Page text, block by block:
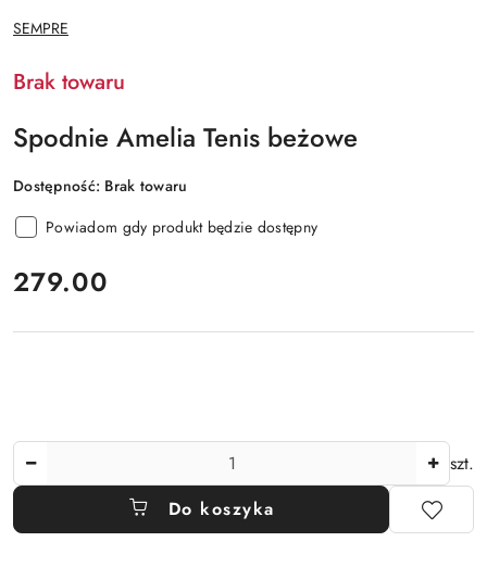
NAZWA
PRODUCENTA:
SEMPRE
Brak towaru
Spodnie Amelia Tenis beżowe
Dostępność: Brak towaru
Powiadom gdy produkt będzie dostępny
cena:
279.00
szt.
Do koszyka